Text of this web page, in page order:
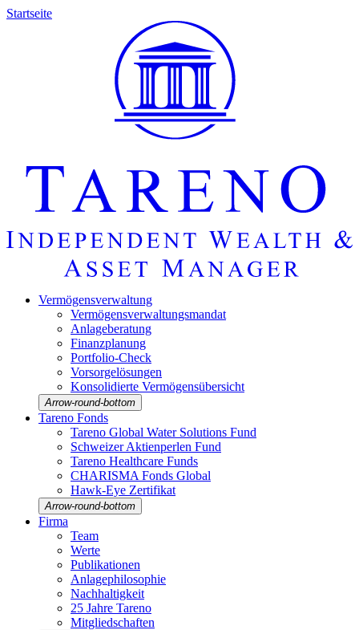
Startseite
Vermö­gens­ver­wal­tung
Vermö­gens­ver­wal­tungs­mandat
Anlage­be­ra­tung
Finanz­pla­nung
Portfolio-Check
Vorsorgelösungen
Konso­li­dierte Vermö­gens­über­sicht
Arrow-round-bottom
Tareno Fonds
Tareno Global Water Solutions Fund
Schweizer Aktien­perlen Fund
Tareno Health­care Funds
CHARISMA Fonds Global
Hawk-Eye Zerti­fikat
Arrow-round-bottom
Firma
Team
Werte
Publi­ka­tionen
Anlage­phi­lo­so­phie
Nachhal­tig­keit
25 Jahre Tareno
Mitglied­schaften